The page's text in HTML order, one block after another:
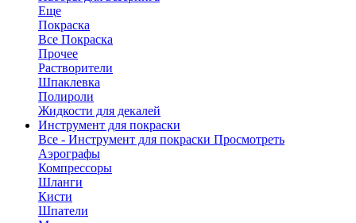
Еще
Покраска
Все Покраска
Прочее
Растворители
Шпаклевка
Полироли
Жидкости для декалей
Инструмент для покраски
Все - Инструмент для покраски Просмотреть
Аэрографы
Компрессоры
Шланги
Кисти
Шпатели